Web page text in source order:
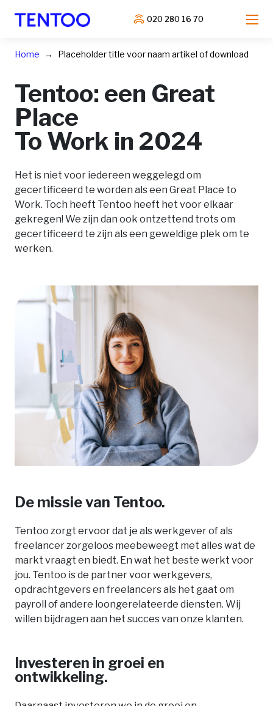
020 280 16 70
Home Placeholder title voor naam artikel of download
Tentoo: een Great
Place
To Work in 2024
Het is niet voor iedereen weggelegd om
gecertificeerd te worden als een Great Place to
Work. Toch heeft Tentoo heeft het voor elkaar
gekregen! We zijn dan ook ontzettend trots om
gecertificeerd te zijn als een geweldige plek om te
werken.
De missie van Tentoo.
Tentoo zorgt ervoor dat je als werkgever of als
freelancer zorgeloos meebeweegt met alles wat de
markt vraagt en biedt. En wat het beste werkt voor
jou. Tentoo is de partner voor werkgevers,
opdrachtgevers en freelancers als het gaat om
payroll of andere loongerelateerde diensten. Wij
willen bijdragen aan het succes van onze klanten.
Investeren in groei en
ontwikkeling.